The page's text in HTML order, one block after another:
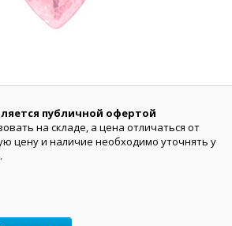
публичной офертой
на складе, а цена отличаться от
цену и наличие необходимо уточнять у